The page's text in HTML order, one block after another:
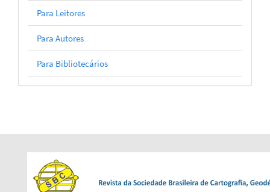
Para Leitores
Para Autores
Para Bibliotecários